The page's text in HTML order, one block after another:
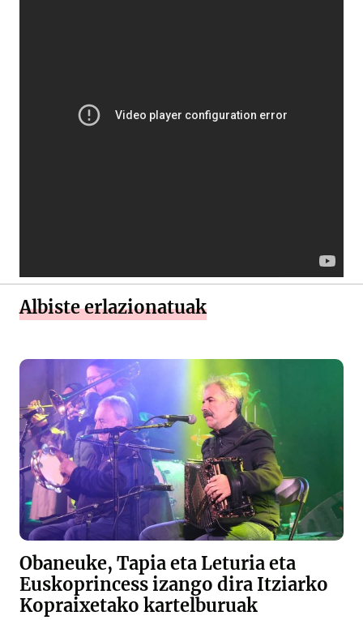
Albiste erlazionatuak
Obaneuke, Tapia eta Leturia eta
Euskoprincess izango dira Itziarko
Kopraixetako kartelburuak